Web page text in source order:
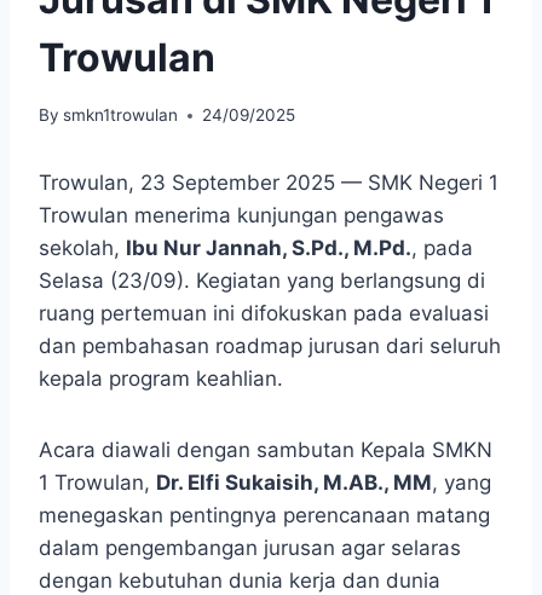
Trowulan
By smkn1trowulan 24/09/2025
Trowulan, 23 September 2025 — SMK Negeri 1
Trowulan menerima kunjungan pengawas
sekolah, Ibu Nur Jannah, S.Pd., M.Pd., pada
Selasa (23/09). Kegiatan yang berlangsung di
ruang pertemuan ini difokuskan pada evaluasi
dan pembahasan roadmap jurusan dari seluruh
kepala program keahlian.
Acara diawali dengan sambutan Kepala SMKN
1 Trowulan, Dr. Elfi Sukaisih, M.AB., MM, yang
menegaskan pentingnya perencanaan matang
dalam pengembangan jurusan agar selaras
dengan kebutuhan dunia kerja dan dunia